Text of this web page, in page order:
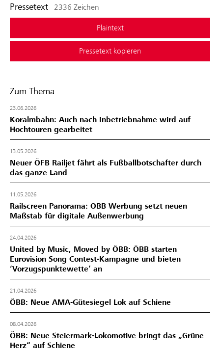
Pressetext 2336 Zeichen
Plaintext
Pressetext kopieren
Zum Thema
23.06.2026
Koralmbahn: Auch nach Inbetriebnahme wird auf
Hochtouren gearbeitet
13.05.2026
Neuer ÖFB Railjet fährt als Fußballbotschafter durch
das ganze Land
11.05.2026
Railscreen Panorama: ÖBB Werbung setzt neuen
Maßstab für digitale Außenwerbung
24.04.2026
United by Music, Moved by ÖBB: ÖBB starten
Eurovision Song Contest-Kampagne und bieten
‘Vorzugspunktewette’ an
21.04.2026
ÖBB: Neue AMA-Gütesiegel Lok auf Schiene
08.04.2026
ÖBB: Neue Steiermark-Lokomotive bringt das „Grüne
Herz“ auf Schiene